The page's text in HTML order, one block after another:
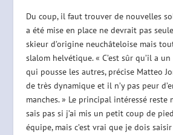
Du coup, il faut trouver de nouvelles
a été mise en place ne devrait pas
skieur d’origine neuchâteloise mais
slalom helvétique. « C’est sûr qu’il a
qui pousse les autres, précise Matteo
de très dynamique et il n’y pas peur
manches. » Le principal intéressé reste
sais pas si j’ai mis un petit coup de
équipe, mais c’est vrai que je dois